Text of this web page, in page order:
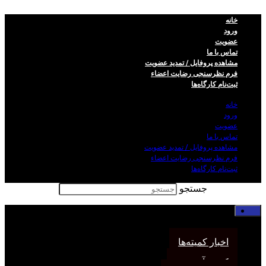
خانه
ورود
عضویت
تماس با ما
مشاهده پروفایل / تمدید عضویت
فرم نظر‌سنجی رضایت اعضاء
ثبت‌نام کارگاه‌ها
خانه
ورود
عضویت
تماس با ما
مشاهده پروفایل / تمدید عضویت
فرم نظر‌سنجی رضایت اعضاء
ثبت‌نام کارگاه‌ها
جستجو
اخبار کمیته‌ها
کمیته آموزش